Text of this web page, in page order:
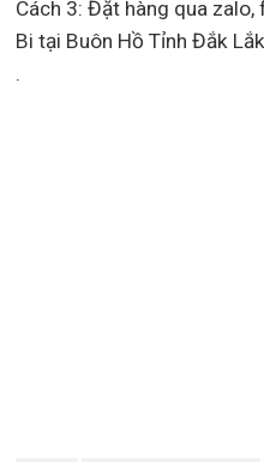
Cách 3: Đặt hàng qua
Bi tại Buôn Hồ Tỉnh Đắk Lắk
.